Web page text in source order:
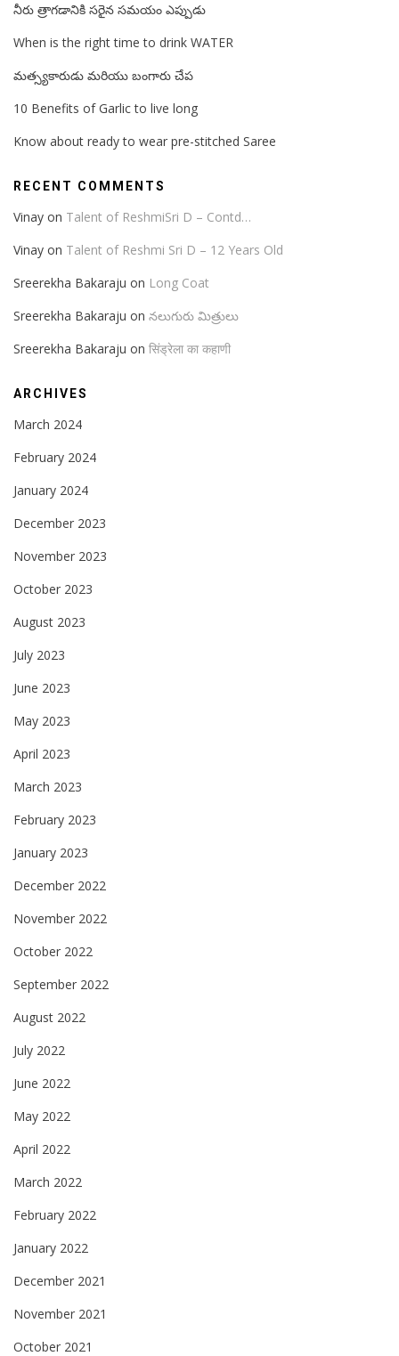
నీరు త్రాగడానికి సరైన సమయం ఎప్పుడు
When is the right time to drink WATER
మత్స్యకారుడు మరియు బంగారు చేప
10 Benefits of Garlic to live long
Know about ready to wear pre-stitched Saree
RECENT COMMENTS
Vinay on Talent of ReshmiSri D – Contd…
Vinay on Talent of Reshmi Sri D – 12 Years Old
Sreerekha Bakaraju on Long Coat
Sreerekha Bakaraju on నలుగురు మిత్రులు
Sreerekha Bakaraju on सिंड्रेला का कहाणी
ARCHIVES
March 2024
February 2024
January 2024
December 2023
November 2023
October 2023
August 2023
July 2023
June 2023
May 2023
April 2023
March 2023
February 2023
January 2023
December 2022
November 2022
October 2022
September 2022
August 2022
July 2022
June 2022
May 2022
April 2022
March 2022
February 2022
January 2022
December 2021
November 2021
October 2021